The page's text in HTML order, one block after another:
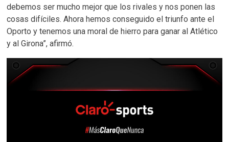
debemos ser mucho mejor que los rivales y nos ponen las
cosas difíciles. Ahora hemos conseguido el triunfo ante el
Oporto y tenemos una moral de hierro para ganar al Atlético
y al Girona”, afirmó.